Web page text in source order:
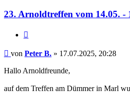
23. Arnoldtreffen vom 14.05. -
Beitrag
von Peter B. » 17.07.2025, 20:28
Hallo Arnoldfreunde,
auf dem Treffen am Dümmer in Marl